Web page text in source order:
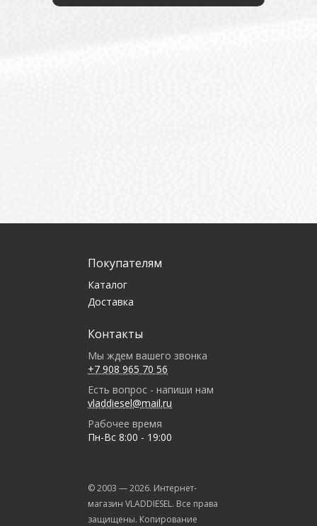
Покупателям
Каталог
Доставка
Контакты
Мы ждем вашего звонка
+7 908 965 70 56
Есть вопрос - напиши нам
vladdiesel@mail.ru
Рабочее время
Пн-Вс 8:00 - 19:00
© 2003 —2026. Интернет-
магазин VLADDIESEL. Все права
защищены. Копирование